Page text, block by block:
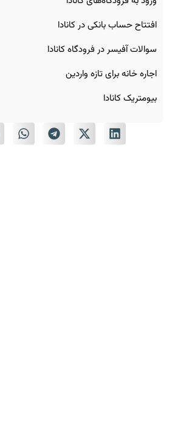
افتتاح حساب بانکی در کانادا
سوالات آفیسر در فرودگاه کانادا
اجاره خانه برای تازه‌ واردین
بیومتریک کانادا